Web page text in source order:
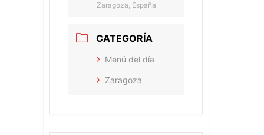
Zaragoza, España
CATEGORÍA
Menú del día
Zaragoza